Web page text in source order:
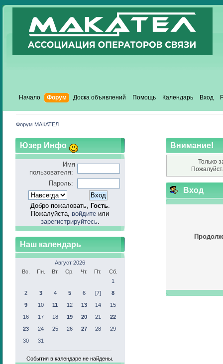
Начало Форум Доска объявлений Помощь Календарь Вход
Форум МАКАТЕЛ
Юзер Инфо
Имя
пользователя:
Пароль:
Добро пожаловать, Гость.
Пожалуйста, войдите или
зарегистрируйтесь.
Наш календарь
Август 2026
Вс.
Пн. Вт. Ср. Чт. Пт.
Сб.
1
2
3 4 5 6 [7]
8
9
10 11 12 13 14
15
16
17 18 19 20 21
22
23
24 25 26 27 28
29
30
31
События в календаре не найдены.
Внимание!
Только
Вход